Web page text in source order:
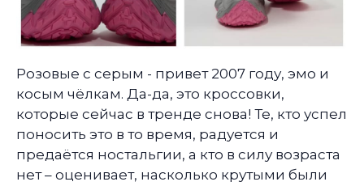
Розовые с серым - привет 2007 году, эмо и
косым чёлкам. Да-да, это кроссовки,
которые сейчас в тренде снова! Те, кто успел
поносить это в то время, радуется и
предаётся ностальгии, а кто в силу возраста
нет – оценивает, насколько крутыми были